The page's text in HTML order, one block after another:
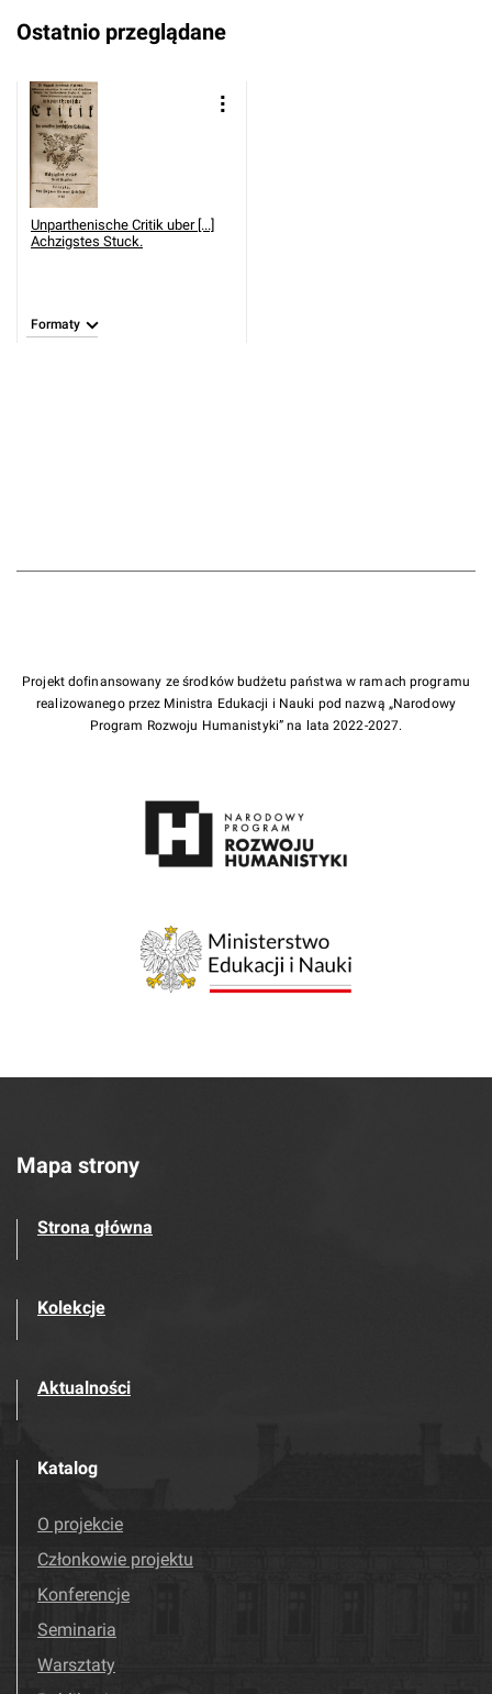
Ostatnio przeglądane
Unparthenische Critik uber [...]
Achzigstes Stuck.
Formaty
Projekt dofinansowany ze środków budżetu państwa w ramach programu
realizowanego przez Ministra Edukacji i Nauki pod nazwą „Narodowy
Program Rozwoju Humanistyki” na lata 2022-2027.
Mapa strony
Strona główna
Kolekcje
Aktualności
Katalog
O projekcie
Członkowie projektu
Konferencje
Seminaria
Warsztaty